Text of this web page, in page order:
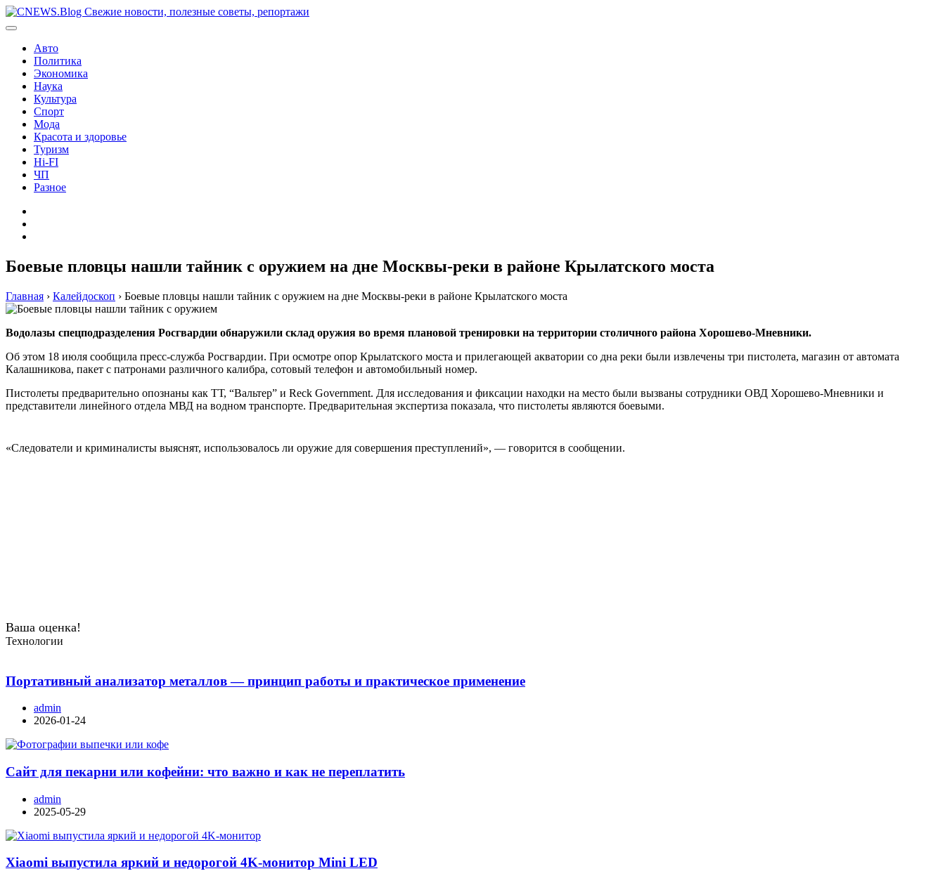
Перейти
к
Авто
Политика
Экономика
Наука
Культура
Спорт
Мода
Красота и здоровье
Туризм
Hi-FI
ЧП
Разное
Боевые пловцы нашли тайник с оружием на дне Москвы-реки в районе Крылатского моста
Главная › Калейдоскоп › Боевые пловцы нашли тайник с оружием на дне Москвы-реки в районе Крылатского моста
Водолазы спецподразделения Росгвардии обнаружили склад оружия во время плановой тренировки на территории столичного района Хорошево-Мневники.
Об этом 18 июля сообщила пресс-служба Росгвардии. При осмотре опор Крылатского моста и прилегающей акватории со дна реки были извлечены три пистолета, магазин от автомата
Калашникова, пакет с патронами различного калибра, сотовый телефон и автомобильный номер.
Пистолеты предварительно опознаны как ТТ, “Вальтер” и Reck Government. Для исследования и фиксации находки на место были вызваны сотрудники ОВД Хорошево-Мневники и
представители линейного отдела МВД на водном транспорте. Предварительная экспертиза показала, что пистолеты являются боевыми.
«Следователи и криминалисты выяснят, использовалось ли оружие для совершения преступлений», — говорится в сообщении.
Ваша оценка!
Технологии
Портативный анализатор металлов — принцип работы и практическое применение
admin
2026-01-24
Сайт для пекарни или кофейни: что важно и как не переплатить
admin
2025-05-29
Xiaomi выпустила яркий и недорогой 4K-монитор Mini LED